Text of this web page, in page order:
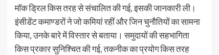
मॉक ड्रिल किस तरह से संचालित की गई, इसकी जानकारी ली।
इंसीडेंट कमाण्डरों ने जो कमियां रहीं और जिन चुनौतियों का सामना
किया, उनके बारे में विस्तार से बताया। समुदायों की सहभागिता
किस प्रकार सुनिश्चित की गई, तकनीक का प्रयोग किस तरह